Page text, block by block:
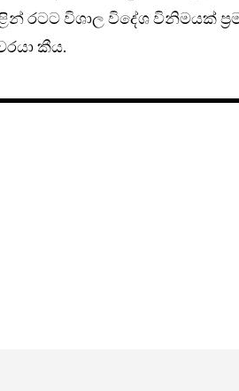
රටට විශාල විදේශ විනිමයක්
කීය.